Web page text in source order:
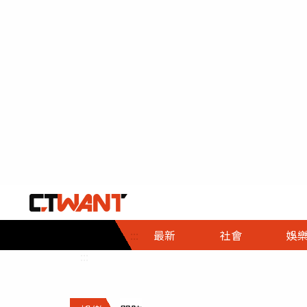
::: 最新 社會
社會首頁
時事
調查
娛樂
娛樂首頁
即時
財經首頁
熱線
政